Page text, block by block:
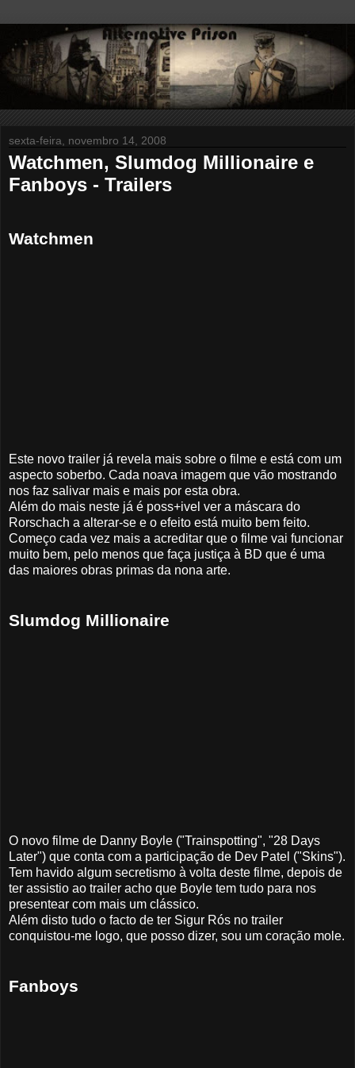
sexta-feira, novembro 14, 2008
Watchmen, Slumdog Millionaire e
Fanboys - Trailers
Watchmen
Este novo trailer já revela mais sobre o filme e está com um
aspecto soberbo. Cada noava imagem que vão mostrando
nos faz salivar mais e mais por esta obra.
Além do mais neste já é poss+ivel ver a máscara do
Rorschach a alterar-se e o efeito está muito bem feito.
Começo cada vez mais a acreditar que o filme vai funcionar
muito bem, pelo menos que faça justiça à BD que é uma
das maiores obras primas da nona arte.
Slumdog Millionaire
O novo filme de Danny Boyle ("Trainspotting", "28 Days
Later") que conta com a participação de Dev Patel ("Skins").
Tem havido algum secretismo à volta deste filme, depois de
ter assistio ao trailer acho que Boyle tem tudo para nos
presentear com mais um clássico.
Além disto tudo o facto de ter Sigur Rós no trailer
conquistou-me logo, que posso dizer, sou um coração mole.
Fanboys